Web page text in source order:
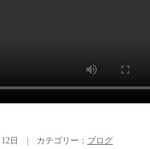
12日 | カテゴリー： ブログ